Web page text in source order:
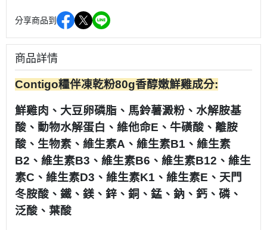
分享商品到
商品詳情
Contigo糧伴凍乾粉80g香醇嫩鮮雞成分:
鮮雞肉、大豆卵磷脂、馬鈴薯澱粉、水解胺基
酸、動物水解蛋白、維他命E、牛磺酸、離胺
酸、生物素、維生素A、維生素B1、維生素
B2、維生素B3、維生素B6、維生素B12、維生
素C、維生素D3、維生素K1、維生素E、天門
冬胺酸、鐵、鎂、鋅、銅、錳、鈉、鈣、磷、
泛酸、葉酸